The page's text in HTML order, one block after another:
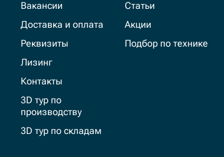
Вакансии
Доставка и оплата
Реквизиты
Лизинг
Контакты
3D тур по
производству
3D тур по складам
Статьи
Акции
Подбор по технике